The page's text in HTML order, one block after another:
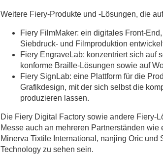
Weitere Fiery-Produkte und -Lösungen, die
Fiery FilmMaker: ein digitales Front-
Siebdruck- und Filmproduktion
Fiery EngraveLab: konzentriert sich auf
konforme Braille-Lösungen sowie auf
Fiery SignLab: eine Plattform für die
Grafikdesign, mit der sich selbst die
produzieren lassen.
Die Fiery Digital Factory sowie andere Fiery-
Messe auch an mehreren Partnerständen wie
Minerva Tixtile International, nanjing Oric und
Technology zu sehen sein.